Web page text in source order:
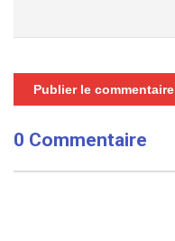
Publier le commentaire
0 Commentaire